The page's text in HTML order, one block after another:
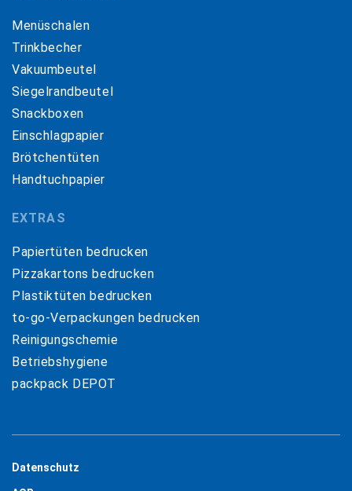
Menüschalen
Trinkbecher
Vakuumbeutel
Siegelrandbeutel
Snackboxen
Einschlagpapier
Brötchentüten
Handtuchpapier
EXTRAS
Papiertüten bedrucken
Pizzakartons bedrucken
Plastiktüten bedrucken
to-go-Verpackungen bedrucken
Reinigungschemie
Betriebshygiene
packpack DEPOT
Datenschutz